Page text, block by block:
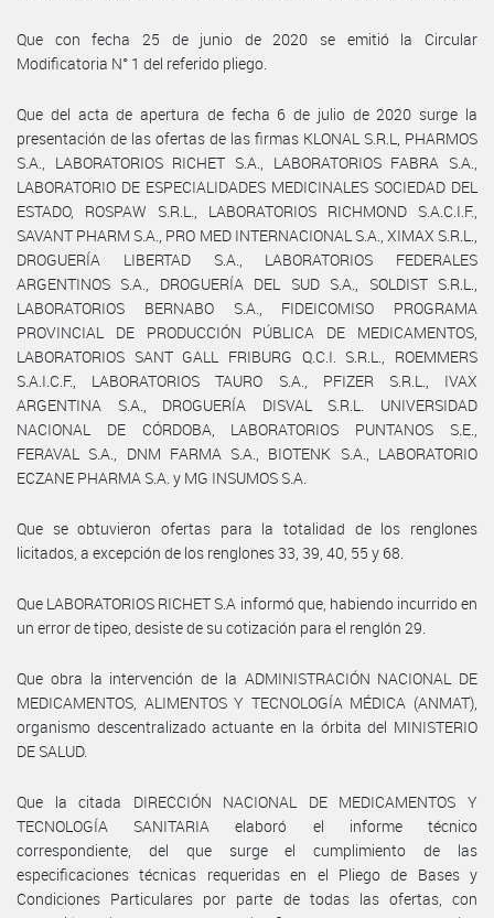
Que con fecha 25 de junio de 2020 se emitió la Circular
Modificatoria N° 1 del referido pliego.
Que del acta de apertura de fecha 6 de julio de 2020 surge la
presentación de las ofertas de las firmas KLONAL S.R.L, PHARMOS
S.A., LABORATORIOS RICHET S.A., LABORATORIOS FABRA S.A.,
LABORATORIO DE ESPECIALIDADES MEDICINALES SOCIEDAD DEL
ESTADO, ROSPAW S.R.L., LABORATORIOS RICHMOND S.A.C.I.F.,
SAVANT PHARM S.A., PRO MED INTERNACIONAL S.A., XIMAX S.R.L.,
DROGUERÍA LIBERTAD S.A., LABORATORIOS FEDERALES
ARGENTINOS S.A., DROGUERÍA DEL SUD S.A., SOLDIST S.R.L.,
LABORATORIOS BERNABO S.A., FIDEICOMISO PROGRAMA
PROVINCIAL DE PRODUCCIÓN PÚBLICA DE MEDICAMENTOS,
LABORATORIOS SANT GALL FRIBURG Q.C.I. S.R.L., ROEMMERS
S.A.I.C.F., LABORATORIOS TAURO S.A., PFIZER S.R.L., IVAX
ARGENTINA S.A., DROGUERÍA DISVAL S.R.L. UNIVERSIDAD
NACIONAL DE CÓRDOBA, LABORATORIOS PUNTANOS S.E.,
FERAVAL S.A., DNM FARMA S.A., BIOTENK S.A., LABORATORIO
ECZANE PHARMA S.A. y MG INSUMOS S.A.
Que se obtuvieron ofertas para la totalidad de los renglones
licitados, a excepción de los renglones 33, 39, 40, 55 y 68.
Que LABORATORIOS RICHET S.A informó que, habiendo incurrido en
un error de tipeo, desiste de su cotización para el renglón 29.
Que obra la intervención de la ADMINISTRACIÓN NACIONAL DE
MEDICAMENTOS, ALIMENTOS Y TECNOLOGÍA MÉDICA (ANMAT),
organismo descentralizado actuante en la órbita del MINISTERIO
DE SALUD.
Que la citada DIRECCIÓN NACIONAL DE MEDICAMENTOS Y
TECNOLOGÍA SANITARIA elaboró el informe técnico
correspondiente, del que surge el cumplimiento de las
especificaciones técnicas requeridas en el Pliego de Bases y
Condiciones Particulares por parte de todas las ofertas, con